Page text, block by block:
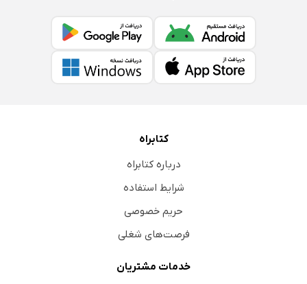
کتابراه
درباره کتابراه
شرایط استفاده
حریم خصوصی
فرصت‌های شغلی
خدمات مشتریان